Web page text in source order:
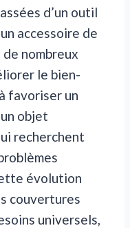
d’un outil
accessoire de
nombreux
le bien-
favoriser un
objet
recherchent
évolution
couvertures
universels,